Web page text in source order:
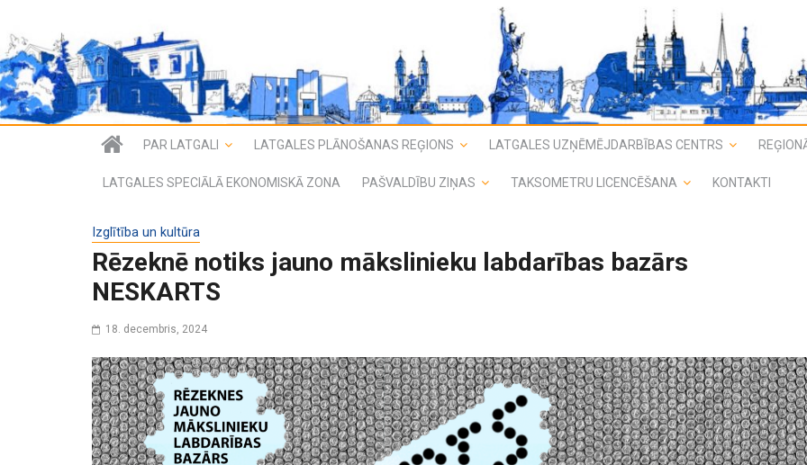
PAR LATGALI LATGALES PLĀNOŠANAS REĢIONS LATGALES UZŅĒMĒJDARBĪBAS CENTRS
LATGALES SPECIĀLĀ EKONOMISKĀ ZONA PAŠVALDĪBU ZIŅAS TAKSOMETRU LICENCĒŠANA KONTAKTI
Izglītība un kultūra
Rēzeknē notiks jauno mākslinieku labdarības bazārs
NESKARTS
18. decembris, 2024